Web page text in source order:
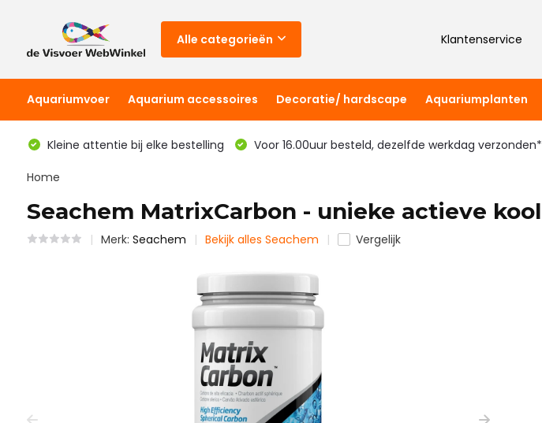
Alle categorieën Klantenservice
Aquariumvoer Aquarium accessoires Decoratie/ hardscape Aquariumplanten
Kleine attentie bij elke bestelling Voor 16.00uur besteld, dezelfde werkdag verzonden*
Home
Seachem MatrixCarbon - unieke actieve kool
Merk: Seachem Bekijk alles Seachem Vergelijk